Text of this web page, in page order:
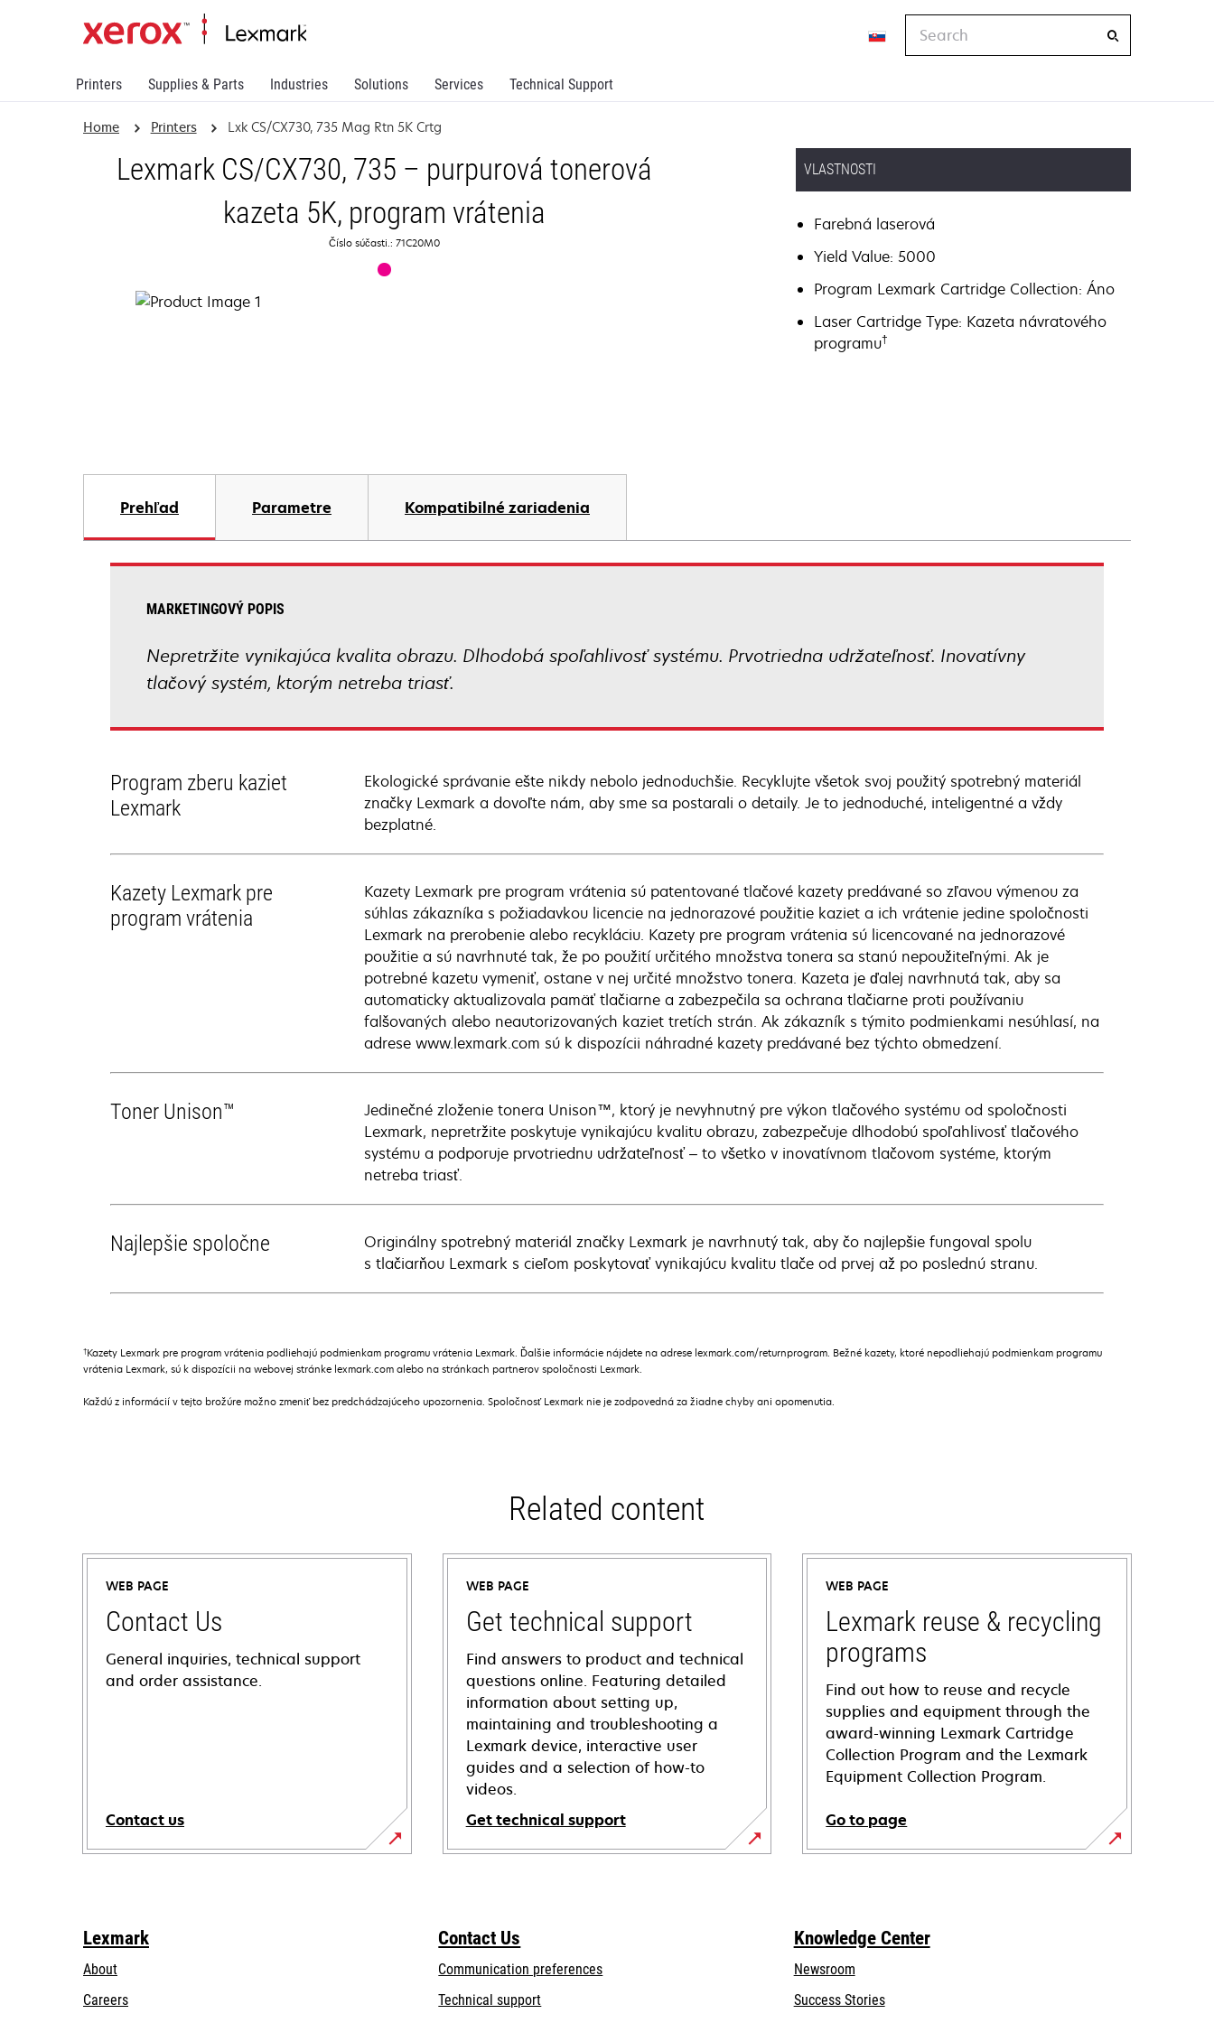
Printers Supplies & Parts Industries Solutions Services Technical Support
Home Printers Lxk CS/CX730, 735 Mag Rtn 5K Crtg
Lexmark CS/CX730, 735 – purpurová tonerová
kazeta 5K, program vrátenia
Číslo súčasti.: 71C20M0
VLASTNOSTI
Farebná laserová
Yield Value: 5000
Program Lexmark Cartridge Collection: Áno
Laser Cartridge Type: Kazeta návratového
programu†
Prehľad Parametre Kompatibilné zariadenia
MARKETINGOVÝ POPIS
Nepretržite vynikajúca kvalita obrazu. Dlhodobá spoľahlivosť systému. Prvotriedna udržateľnosť. Inovatívny
tlačový systém, ktorým netreba triasť.
Program zberu kaziet
Lexmark
Ekologické správanie ešte nikdy nebolo jednoduchšie. Recyklujte všetok svoj použitý spotrebný materiál
značky Lexmark a dovoľte nám, aby sme sa postarali o detaily. Je to jednoduché, inteligentné a vždy
bezplatné.
Kazety Lexmark pre
program vrátenia
Kazety Lexmark pre program vrátenia sú patentované tlačové kazety predávané so zľavou výmenou za
súhlas zákazníka s požiadavkou licencie na jednorazové použitie kaziet a ich vrátenie jedine spoločnosti
Lexmark na prerobenie alebo recykláciu. Kazety pre program vrátenia sú licencované na jednorazové
použitie a sú navrhnuté tak, že po použití určitého množstva tonera sa stanú nepoužiteľnými. Ak je
potrebné kazetu vymeniť, ostane v nej určité množstvo tonera. Kazeta je ďalej navrhnutá tak, aby sa
automaticky aktualizovala pamäť tlačiarne a zabezpečila sa ochrana tlačiarne proti používaniu
falšovaných alebo neautorizovaných kaziet tretích strán. Ak zákazník s týmito podmienkami nesúhlasí, na
adrese www.lexmark.com sú k dispozícii náhradné kazety predávané bez týchto obmedzení.
Toner Unison™
Jedinečné zloženie tonera Unison™, ktorý je nevyhnutný pre výkon tlačového systému od spoločnosti
Lexmark, nepretržite poskytuje vynikajúcu kvalitu obrazu, zabezpečuje dlhodobú spoľahlivosť tlačového
systému a podporuje prvotriednu udržateľnosť – to všetko v inovatívnom tlačovom systéme, ktorým
netreba triasť.
Najlepšie spoločne
Originálny spotrebný materiál značky Lexmark je navrhnutý tak, aby čo najlepšie fungoval spolu
s tlačiarňou Lexmark s cieľom poskytovať vynikajúcu kvalitu tlače od prvej až po poslednú stranu.
†Kazety Lexmark pre program vrátenia podliehajú podmienkam programu vrátenia Lexmark. Ďalšie informácie nájdete na adrese lexmark.com/returnprogram. Bežné kazety, ktoré nepodliehajú podmienkam programu
vrátenia Lexmark, sú k dispozícii na webovej stránke lexmark.com alebo na stránkach partnerov spoločnosti Lexmark.
Každú z informácií v tejto brožúre možno zmeniť bez predchádzajúceho upozornenia. Spoločnosť Lexmark nie je zodpovedná za žiadne chyby ani opomenutia.
Related content
WEB PAGE
Contact Us
General inquiries, technical support
and order assistance.
Contact us
WEB PAGE
Get technical support
Find answers to product and technical
questions online. Featuring detailed
information about setting up,
maintaining and troubleshooting a
Lexmark device, interactive user
guides and a selection of how-to
videos.
Get technical support
opens
tab
WEB PAGE
Lexmark reuse & recycling
programs
Find out how to reuse and recycle
supplies and equipment through the
award-winning Lexmark Cartridge
Collection Program and the Lexmark
Equipment Collection Program.
Go to page
Lexmark
About
Careers
Contact Us
Communication preferences
Technical supportopens
Knowledge Center
Newsroom
Success Stories